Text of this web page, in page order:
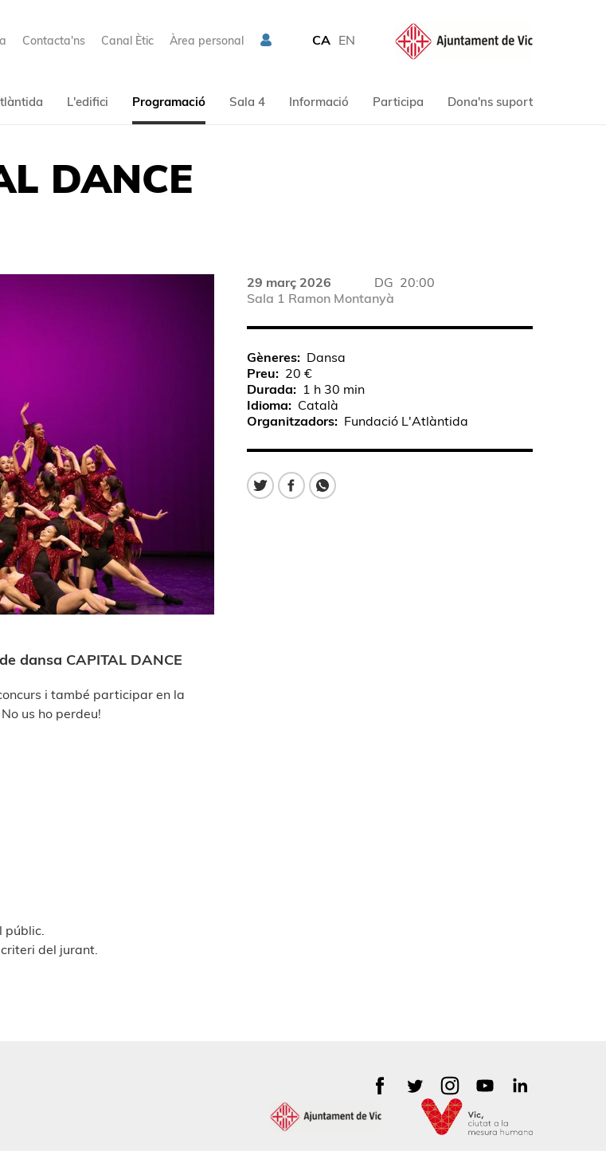
Contacta'ns Canal Ètic Àrea personal CA EN
L'edifici Programació Sala 4 Informació Participa Dona'ns suport
DANCE
dansa CAPITAL DANCE
i també participar en la
us ho perdeu!
del jurant.
29 març 2026 DG 20:00
Sala 1 Ramon Montanyà
Gèneres
Dansa
Preu
20 €
Durada
1 h 30 min
Idioma
Català
Organitzadors
Fundació L'Atlàntida